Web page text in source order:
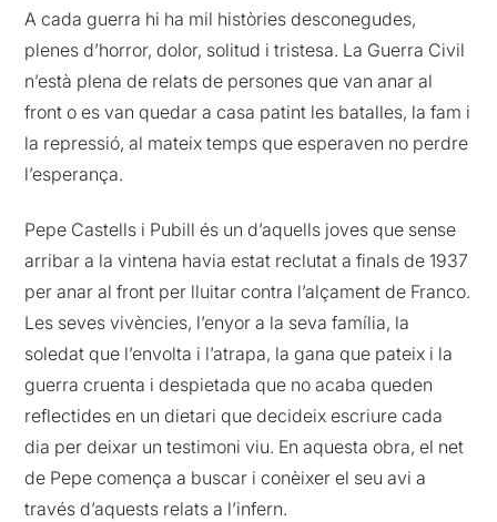
A cada guerra hi ha mil històries desconegudes,
plenes d’horror, dolor, solitud i tristesa. La Guerra Civil
n’està plena de relats de persones que van anar al
front o es van quedar a casa patint les batalles, la fam i
la repressió, al mateix temps que esperaven no perdre
l’esperança.
Pepe Castells i Pubill és un d’aquells joves que sense
arribar a la vintena havia estat reclutat a finals de 1937
per anar al front per lluitar contra l’alçament de Franco.
Les seves vivències, l’enyor a la seva família, la
soledat que l’envolta i l’atrapa, la gana que pateix i la
guerra cruenta i despietada que no acaba queden
reflectides en un dietari que decideix escriure cada
dia per deixar un testimoni viu. En aquesta obra, el net
de Pepe comença a buscar i conèixer el seu avi a
través d’aquests relats a l’infern.